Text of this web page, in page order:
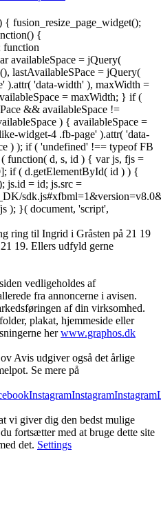
fusion_resize_page_widget();
{
function
availableSpace = jQuery(
lastAvailableSPace = jQuery(
).attr( 'data-width' ), maxWidth =
= maxWidth; } if (
&& availableSpace !=
) { availableSpace =
widget-4 .fb-page' ).attr( 'data-
) ); if ( 'undefined' !== typeof FB
d, s, id ) { var js, fjs =
if ( d.getElementById( id ) ) {
js.id = id; js.src =
); }( document, 'script',
ring til Ingrid i Gråsten på 21 19
19‬. Ellers udfyld gerne
vedligeholdes af
fra annoncerne i avisen.
af din virksomhed.
plakat, hjemmeside eller
herwww.graphos.dk
Avis udgiver også det årlige
Se mere på
InstagramInstagramInstagram
vi giver dig den bedst mulige
fortsætter med at bruge dette site
det. Settings